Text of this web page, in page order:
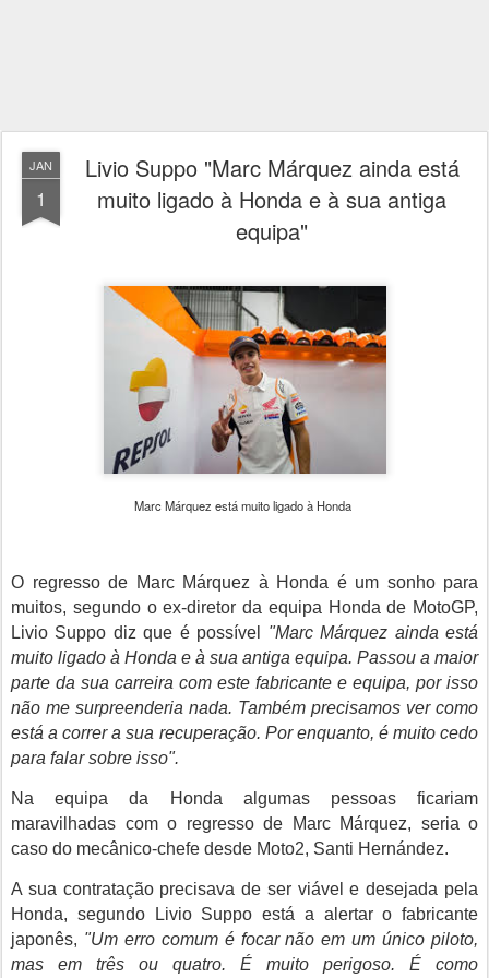
JAN
1
Livio Suppo "Marc Márquez ainda está
muito ligado à Honda e à sua antiga
equipa"
Marc Márquez está muito ligado à Honda
O regresso de Marc Márquez à Honda é um sonho para
muitos, segundo o ex-diretor da equipa Honda de MotoGP,
Livio Suppo diz que é possível "Marc Márquez ainda está
muito ligado à Honda e à sua antiga equipa. Passou a maior
parte da sua carreira com este fabricante e equipa, por isso
não me surpreenderia nada. Também precisamos ver como
está a correr a sua recuperação. Por enquanto, é muito cedo
para falar sobre isso".
Na equipa da Honda algumas pessoas ficariam
maravilhadas com o regresso de Marc Márquez, seria o
caso do mecânico-chefe desde Moto2, Santi Hernández.
A sua contratação precisava de ser viável e desejada pela
Honda, segundo Livio Suppo está a alertar o fabricante
japonês, "Um erro comum é focar não em um único piloto,
mas em três ou quatro. É muito perigoso. É como